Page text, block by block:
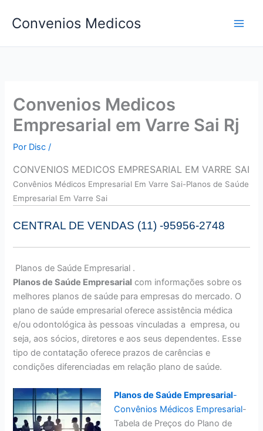
para
conteúdo
Convenios Medicos
Convenios Medicos
Empresarial em Varre Sai Rj
Por Disc/
CONVENIOS MEDICOS EMPRESARIAL EM VARRE SAI
Convênios Médicos Empresarial Em Varre Sai-Planos de Saúde
Empresarial Em Varre Sai
CENTRAL DE VENDAS (11) -95956-2748
Planos de Saúde Empresarial .
Planos de Saúde Empresarial com informações sobre os
melhores planos de saúde para empresas do mercado. O
plano de saúde empresarial oferece assistência médica
e/ou odontológica às pessoas vinculadas a empresa, ou
seja, aos sócios, diretores e aos seus dependentes. Esse
tipo de contatação oferece prazos de carências e
condições diferenciadas em relação plano de saúde.
Planos de Saúde Empresarial-
Convênios Médicos Empresarial-
Tabela de Preços do Plano de